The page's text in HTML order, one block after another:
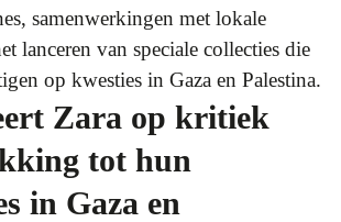
samenwerkingen met lokale
lanceren van speciale collecties die
op kwesties in Gaza en Palestina.
Zara op kritiek
tot hun
in Gaza en